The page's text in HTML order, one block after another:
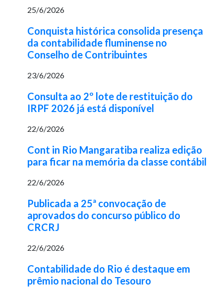
25/6/2026
Conquista histórica consolida presença
da contabilidade fluminense no
Conselho de Contribuintes
23/6/2026
Consulta ao 2º lote de restituição do
IRPF 2026 já está disponível
22/6/2026
Cont in Rio Mangaratiba realiza edição
para ficar na memória da classe contábil
22/6/2026
Publicada a 25ª convocação de
aprovados do concurso público do
CRCRJ
22/6/2026
Contabilidade do Rio é destaque em
prêmio nacional do Tesouro